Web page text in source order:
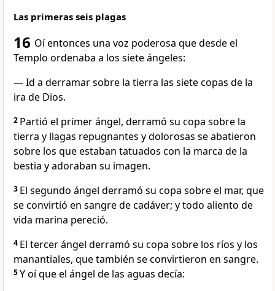
Las primeras seis plagas
16 Oí entonces una voz poderosa que desde el
Templo ordenaba a los siete ángeles:
— Id a derramar sobre la tierra las siete copas de la
ira de Dios.
2 Partió el primer ángel, derramó su copa sobre la
tierra y llagas repugnantes y dolorosas se abatieron
sobre los que estaban tatuados con la marca de la
bestia y adoraban su imagen.
3 El segundo ángel derramó su copa sobre el mar, que
se convirtió en sangre de cadáver; y todo aliento de
vida marina pereció.
4 El tercer ángel derramó su copa sobre los ríos y los
manantiales, que también se convirtieron en sangre.
5Y oí que el ángel de las aguas decía: